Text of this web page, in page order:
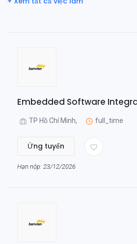
Embedded Software
TP Hồ Chí Minh, full_time
Ứng tuyển
Hạn nộp: 23/12/2026